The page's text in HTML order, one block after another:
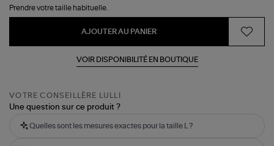
Prendre votre taille habituelle.
AJOUTER AU PANIER
VOIR DISPONIBILITÉ EN BOUTIQUE
VOTRE CONSEILLÈRE LULLI
Une question sur ce produit ?
Quelles sont les mesures exactes pour la taille L ?